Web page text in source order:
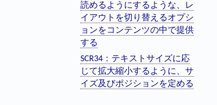
読めるようにするような、レ
イアウトを切り替えるオプシ
ョンをコンテンツの中で提供
する
SCR34：テキストサイズに応
じて拡大縮小するように、サ
イズ及びポジションを定める